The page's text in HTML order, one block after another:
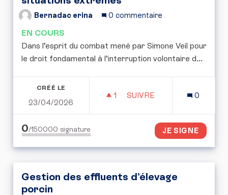
Bernadac erina 0 commentaire
EN COURS
Dans l’esprit du combat mené par Simone Veil pour
le droit fondamental à l’interruption volontaire d...
CRÉÉ LE
23/04/2026
1 1 ABONNÉ
SUIVRE
0
0/150000 signature JE SIGNE
Gestion des effluents d’élevage
porcin